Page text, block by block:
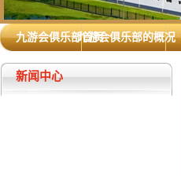
九游会俱乐部首页九游会俱乐部的概况
新闻中心